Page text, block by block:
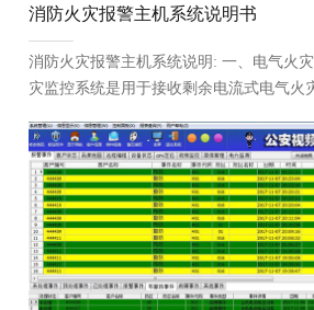
消防火灾报警主机系统说明书
消防火灾报警主机系统说明: 一、电气火
灾监控系统是用于接收剩余电流式电气火